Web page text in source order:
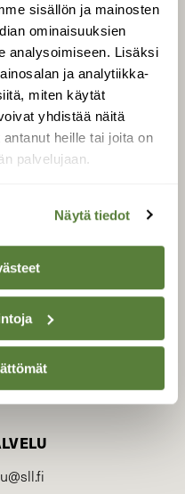
sisällön ja mainosten
ominaisuuksien
analysoimiseen. Lisäksi
ja analytiikka-
miten käytät
yhdistää näitä
heille tai joita on
palvelujaan.
Näytä tiedot
parasta juttua
uutiskirje
LUONNON­
Luonto -lehden
.